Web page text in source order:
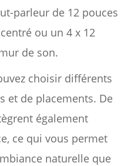
parleur de 12 pouces
ou un 4 x 12
de son.
choisir différents
et de placements. De
également
ce qui vous permet
naturelle que